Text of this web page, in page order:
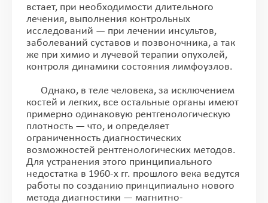
встает, при необходимости длительного
лечения, выполнения контрольных
исследований — при лечении инсультов,
заболеваний суставов и позвоночника, а так
же при химио и лучевой терапии опухолей,
контроля динамики состояния лимфоузлов.
Однако, в теле человека, за исключением
костей и легких, все остальные органы имеют
примерно одинаковую рентгенологическую
плотность — что, и определяет
ограниченность диагностических
возможностей рентгенологических методов.
Для устранения этого принципиального
недостатка в 1960-х гг. прошлого века ведутся
работы по созданию принципиально нового
метода диагностики — магнитно-